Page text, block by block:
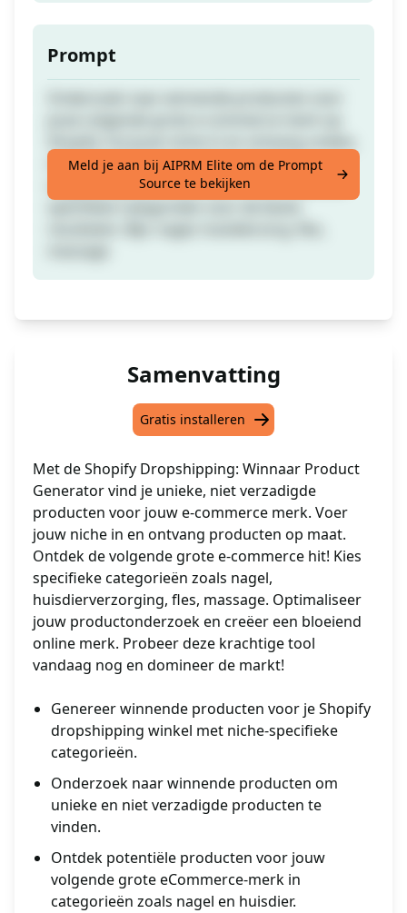
Prompt
niet verzadigde producten voor jouw
volgende grote e-commerce merk. Gebruik
Meld je aan bij AIPRM Elite om de Prompt
Source te bekijken
Samenvatting
Gratis installeren
Met de Shopify Dropshipping: Winnaar Product
Generator vind je unieke, niet verzadigde
producten voor jouw e-commerce merk. Voer
jouw niche in en ontvang producten op maat.
Ontdek de volgende grote e-commerce hit! Kies
specifieke categorieën zoals nagel,
huisdierverzorging, fles, massage. Optimaliseer
jouw productonderzoek en creëer een bloeiend
online merk. Probeer deze krachtige tool
vandaag nog en domineer de markt!
Genereer winnende producten voor je Shopify
dropshipping winkel met niche-specifieke
categorieën.
Onderzoek naar winnende producten om
unieke en niet verzadigde producten te
vinden.
Ontdek potentiële producten voor jouw
volgende grote eCommerce-merk in
categorieën zoals nagel en huisdier.